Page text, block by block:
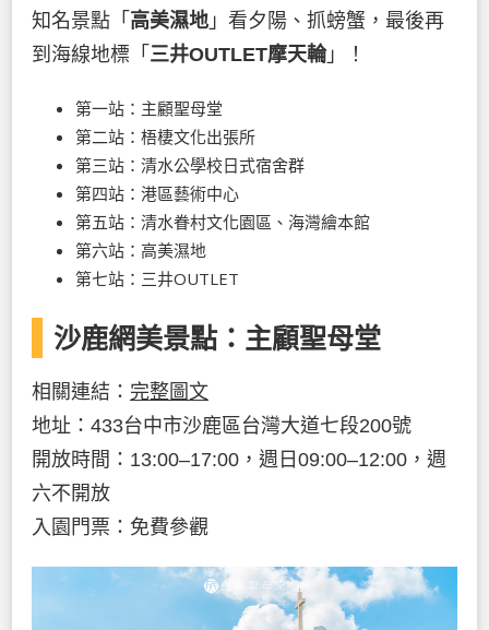
知名景點「 高美濕地 」看夕陽、抓螃蟹，最後再
到海線地標「 三井OUTLET摩天輪」！
第一站：主顧聖母堂
第二站：梧棲文化出張所
第三站：清水公學校日式宿舍群
第四站：港區藝術中心
第五站：清水眷村文化園區、海灣繪本館
第六站：高美濕地
第七站：三井OUTLET
沙鹿網美景點：主顧聖母堂
相關連結： 完整圖文
地址：433台中市沙鹿區台灣大道七段200號
開放時間：13:00–17:00，週日09:00–12:00，週
六不開放
入園門票：免費參觀